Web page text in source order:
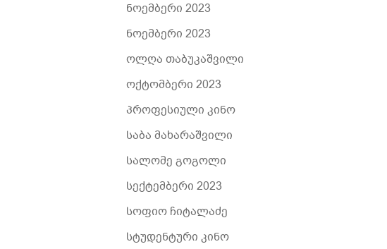
ნოემბერი 2023
ნოემბერი 2023
ოლღა თაბუკაშვილი
ოქტომბერი 2023
პროფესიული კინო
საბა მახარაშვილი
სალომე გოგოლი
სექტემბერი 2023
სოფიო ჩიტალაძე
სტუდენტური კინო